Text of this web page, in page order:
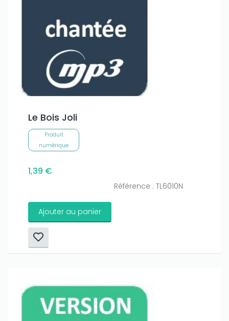
Le Bois Joli
Produit
numérique
1,39 €
Référence : TL6010N
Ajouter au panier